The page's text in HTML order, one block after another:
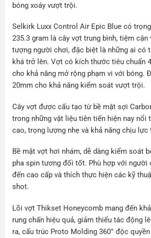
bóng xoáy vượt trội.
Selkirk Luxx Control Air Epic Blue có
235.3 gram là cây vợt trung bình, tiệm cận
tượng người chơi, đặc biệt là những ai có
khá trở lên. Vợt có kích thước tiêu chuẩn
cho khả năng mở rộng phạm vi với bóng.
20mm cho khả năng kiểm soát vượt trội.
Cây vợt được cấu tạo từ bề mặt sợi
trong những vật liệu tiên tiến hiện nay nổi
cao, trọng lượng nhẹ và khả năng chịu lực
Bề mặt vợt hơi nhám, dễ dàng kiểm soát
pha spin tương đối tốt. Phù hợp với người
đến cao cấp và thích thực hiện các kỹ
shot.
Lõi vợt Thikset Honeycomb mang đến
rung chấn hiệu quả, giảm thiểu tác động
ra, cấu trúc Proto Molding 360° độc